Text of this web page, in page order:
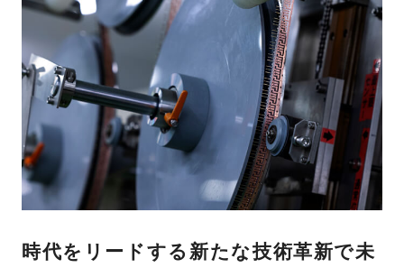
時代をリードする新たな技術革新で未